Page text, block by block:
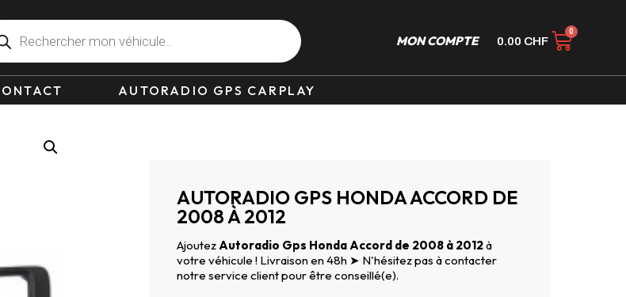
MON COMPTE 0.00 CHF
AUTORADIO GPS CARPLAY
AUTORADIO GPS HONDA ACCORD DE
2008 À 2012
AjoutezAutoradio Gps Honda Accord de 2008 à 2012à
votre véhicule ! Livraison en 48h ➤ N'hésitez pas à contacter
notre service client pour être conseillé(e).